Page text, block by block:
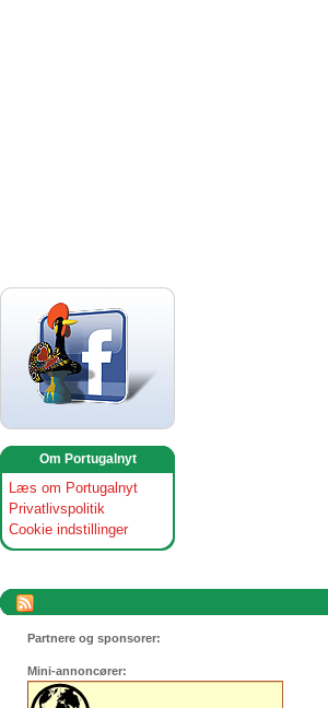
Om Portugalnyt
Læs om Portugalnyt
Privatlivspolitik
Cookie indstillinger
Partnere og sponsorer:
Mini-annoncører: